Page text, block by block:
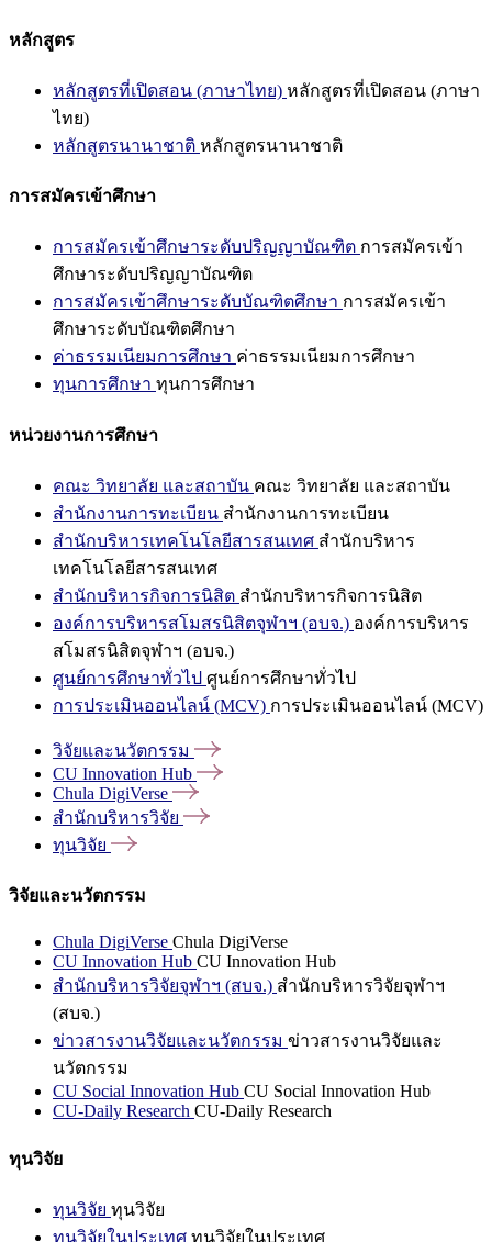
หลักสูตร
หลักสูตรที่เปิดสอน (ภาษาไทย) หลักสูตรที่เปิดสอน (ภาษา
ไทย)
หลักสูตรนานาชาติ หลักสูตรนานาชาติ
การสมัครเข้าศึกษา
การสมัครเข้าศึกษาระดับปริญญาบัณฑิต การสมัครเข้า
ศึกษาระดับปริญญาบัณฑิต
การสมัครเข้าศึกษาระดับบัณฑิตศึกษา การสมัครเข้า
ศึกษาระดับบัณฑิตศึกษา
ค่าธรรมเนียมการศึกษา ค่าธรรมเนียมการศึกษา
ทุนการศึกษา ทุนการศึกษา
หน่วยงานการศึกษา
คณะ วิทยาลัย และสถาบัน คณะ วิทยาลัย และสถาบัน
สำนักงานการทะเบียน สำนักงานการทะเบียน
สำนักบริหารเทคโนโลยีสารสนเทศ สำนักบริหาร
เทคโนโลยีสารสนเทศ
สำนักบริหารกิจการนิสิต สำนักบริหารกิจการนิสิต
องค์การบริหารสโมสรนิสิตจุฬาฯ (อบจ.) องค์การบริหาร
สโมสรนิสิตจุฬาฯ (อบจ.)
ศูนย์การศึกษาทั่วไป ศูนย์การศึกษาทั่วไป
การประเมินออนไลน์ (MCV) การประเมินออนไลน์ (MCV)
วิจัยและนวัตกรรม
CU Innovation Hub
Chula DigiVerse
สำนักบริหารวิจัย
ทุนวิจัย
วิจัยและนวัตกรรม
Chula DigiVerse Chula DigiVerse
CU Innovation Hub CU Innovation Hub
สำนักบริหารวิจัยจุฬาฯ (สบจ.) สำนักบริหารวิจัยจุฬาฯ
(สบจ.)
ข่าวสารงานวิจัยและนวัตกรรม ข่าวสารงานวิจัยและ
นวัตกรรม
CU Social Innovation Hub CU Social Innovation Hub
CU-Daily Research CU-Daily Research
ทุนวิจัย
ทุนวิจัย ทุนวิจัย
ทุนวิจัยในประเทศ ทุนวิจัยในประเทศ